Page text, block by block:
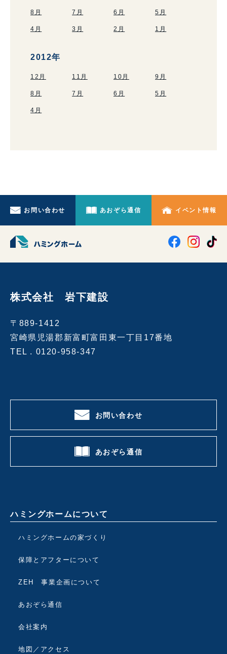
8月 7月 6月 5月
4月 3月 2月 1月
2012年
12月 11月 10月 9月
8月 7月 6月 5月
4月
お問い合わせ あおぞら通信 イベント情報
株式会社 岩下建設
〒889-1412
宮崎県児湯郡新富町富田東一丁目17番地
TEL . 0120-958-347
お問い合わせ
あおぞら通信
ハミングホームについて
ハミングホームの家づくり
保障とアフターについて
ZEH 事業企画について
あおぞら通信
会社案内
地図／アクセス